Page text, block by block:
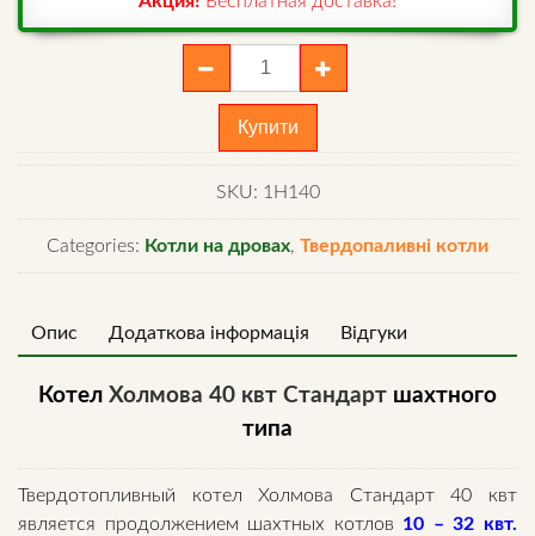
Шахтный
квт
Стандарт
Купити
SKU: 1H140
Categories: Котли на дровах, Твердопаливні котли
Опис Додаткова інформація Відгуки
Котел Холмова 40 квт Стандарт шахтного
типа
Твердотопливный котел Холмова Стандарт 40 квт
является продолжением шахтных котлов 10 – 32 квт.